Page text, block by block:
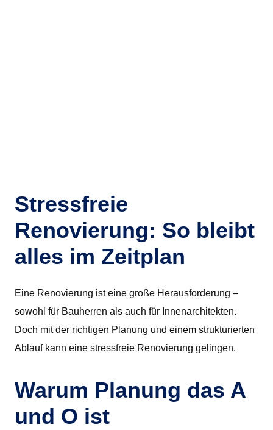
Stressfreie
Renovierung: So bleibt
alles im Zeitplan
Eine Renovierung ist eine große Herausforderung –
sowohl für Bauherren als auch für Innenarchitekten.
Doch mit der richtigen Planung und einem strukturierten
Ablauf kann eine stressfreie Renovierung gelingen.
Warum Planung das A
und O ist